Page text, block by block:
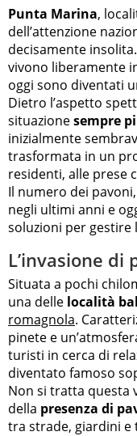
Punta Marina,
dell’attenzione
decisamente
vivono liberamente
oggi sono diventati
Dietro l’aspetto
situazionesempre
inizialmente
trasformata in un
residenti, alle prese
Il numero dei
negli ultimi anni e
soluzioni per gestire
L’invasione di
Situata a pochi
una delle località
romagnola.
pinete e
turisti in cerca di
diventato famoso
Non si tratta questa
della presenza di
tra strade, giardini e